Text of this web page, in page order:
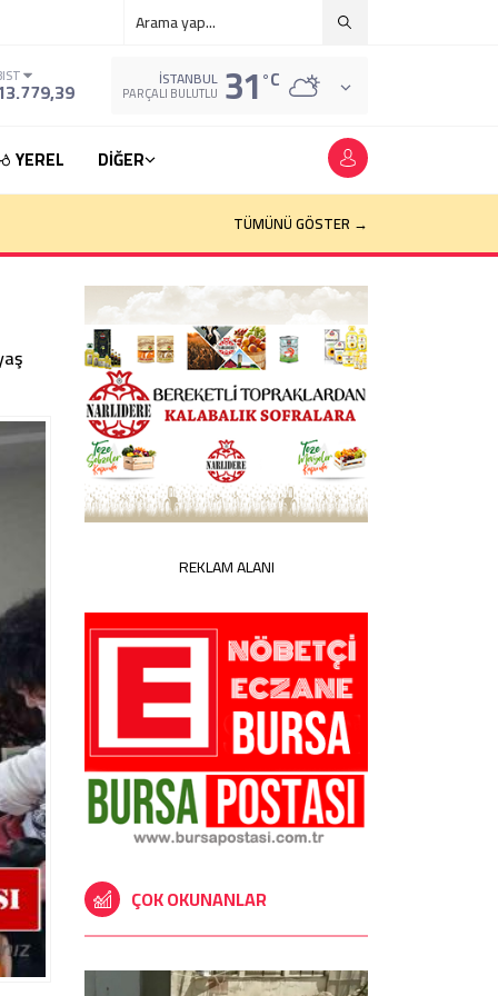
İSTANBUL
PARÇALI BULUTLU 31°C
YEREL
DİĞER
TÜMÜNÜ GÖSTER →
REKLAM ALANI
ÇOK OKUNANLAR